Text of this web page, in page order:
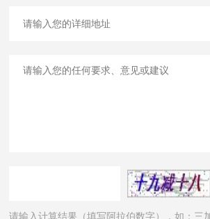
请输入计算结果（填写阿拉伯数字），如：三